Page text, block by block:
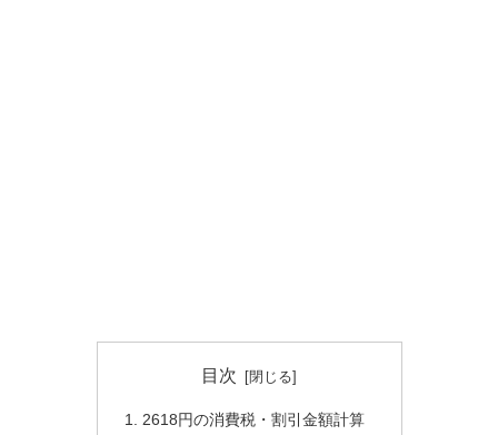
目次
2618円の消費税・割引金額計算